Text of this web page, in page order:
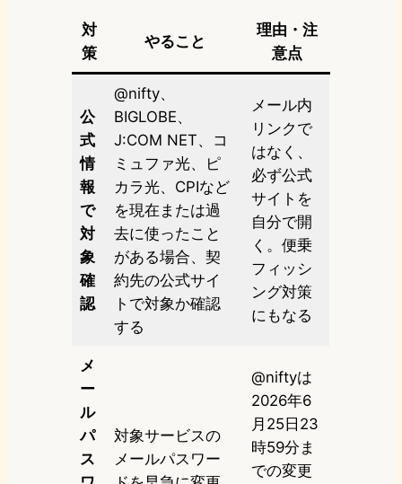
対
策
やること
理由・注
意点
公
式
情
報
で
対
象
確
認
@nifty、
BIGLOBE、
J:COM NET、コ
ミュファ光、ピ
カラ光、CPIなど
を現在または過
去に使ったこと
がある場合、契
約先の公式サイ
トで対象か確認
する
メール内
リンクで
はなく、
必ず公式
サイトを
自分で開
く。便乗
フィッシ
ング対策
にもなる
メ
ー
ル
パ
ス
対象サービスの
メールパスワー
@niftyは
2026年6
月25日23
時59分ま
での変更